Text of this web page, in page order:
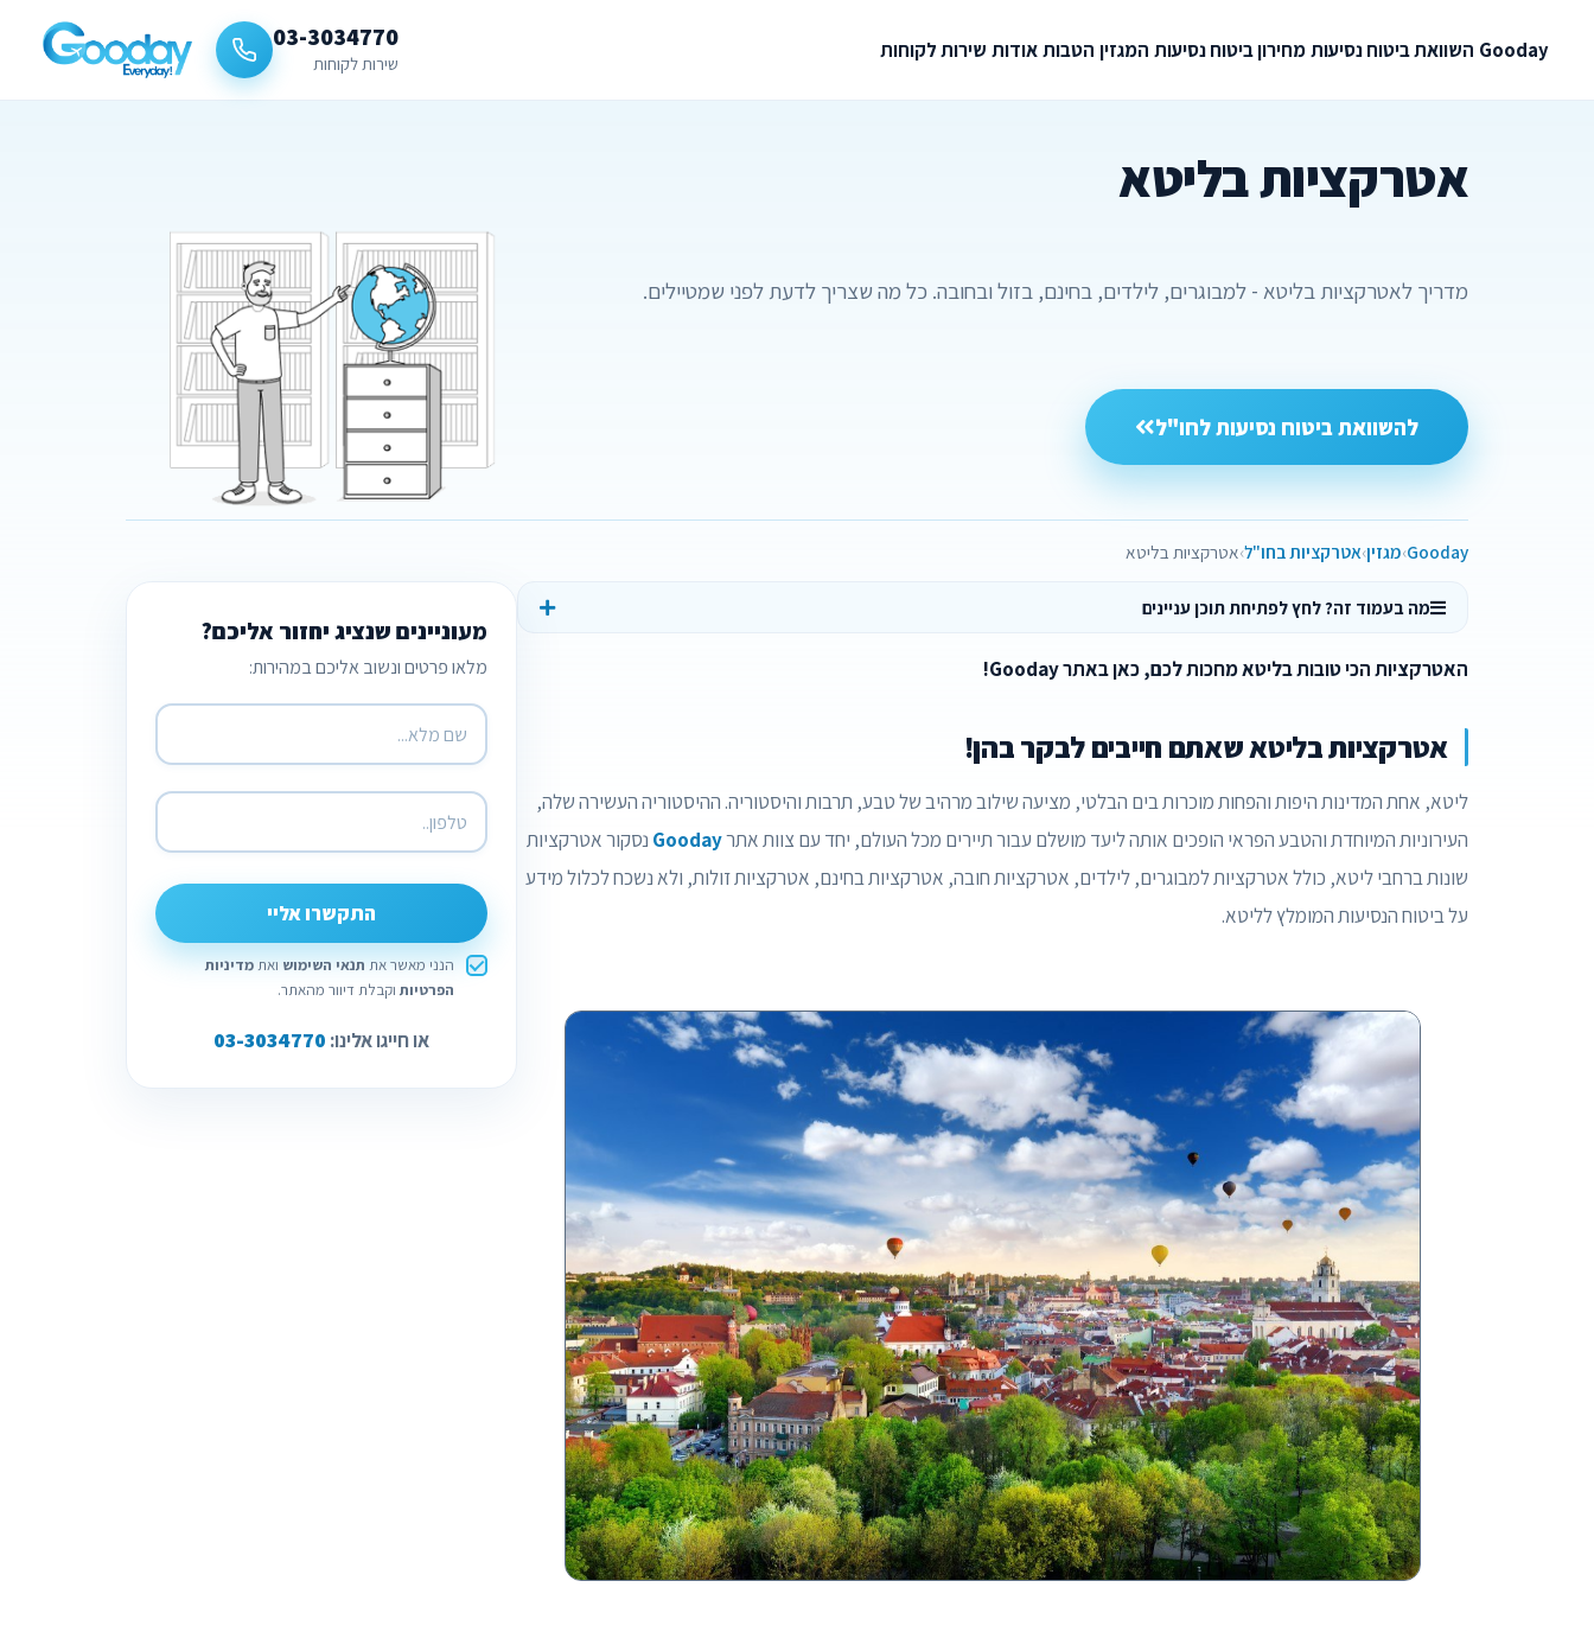
Gooday השוואת ביטוח נסיעותמחירון ביטוח נסיעות המגזין הטבותאודות שירות לקוחות 03-3034770
שירות לקוחות
אטרקציות בליטא
מדריך לאטרקציות בליטא - למבוגרים, לילדים, בחינם, בזול ובחובה. כל מה שצריך לדעת לפני שמטיילים.
להשוואת ביטוח נסיעות לחו"ל
Gooday מגזין אטרקציות בחו"ל אטרקציות בליטא
מה בעמוד זה? לחץ לפתיחת תוכן עניינים
האטרקציות הכי טובות בליטא מחכות לכם, כאן באתר Gooday!
אטרקציות בליטא שאתם חייבים לבקר בהן!
ליטא, אחת המדינות היפות והפחות מוכרות בים הבלטי, מציעה שילוב מרהיב של טבע, תרבות והיסטוריה. ההיסטוריה העשירה שלה,
העירוניות המיוחדת והטבע הפראי הופכים אותה ליעד מושלם עבור תיירים מכל העולם, יחד עם צוות אתרGooday נסקור אטרקציות
שונות ברחבי ליטא, כולל אטרקציות למבוגרים, לילדים, אטרקציות חובה, אטרקציות בחינם, אטרקציות זולות, ולא נשכח לכלול מידע
על ביטוח הנסיעות המומלץ לליטא.
מעוניינים שנציג יחזור אליכם?
מלאו פרטים ונשוב אליכם במהירות:
התקשרו אליי
הנני מאשר את תנאי השימוש ואתמדיניות
הפרטיות וקבלת דיוור מהאתר.
או חייגו אלינו: 03-3034770